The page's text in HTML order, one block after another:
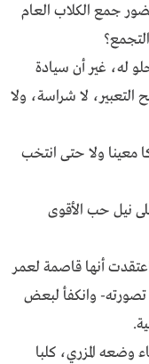
جمع الكلاب العام
له، غير أن سيادة
لا شراسة، ولا
ولا حتى انتخب
نيل حب الأقوى
أنها قاصمة لعمر
تصورته- وانكفأ لبعض
وضعه المزري، كلبا